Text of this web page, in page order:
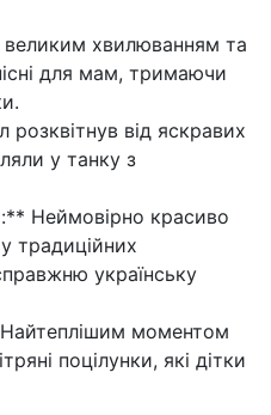
великим хвилюванням та
для мам, тримаючи
від яскравих
у танку з
Неймовірно красиво
традиційних
українську
Найтеплішим моментом
поцілунки, які дітки